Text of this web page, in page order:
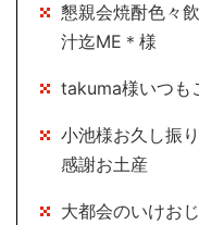
懇親会焼酎色々
汁迄ME＊様
takuma様いつも
小池様お久し振
感謝お土産
大都会のいけお